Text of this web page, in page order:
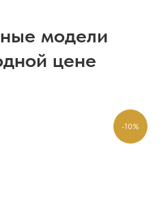
модели
цене
-10%